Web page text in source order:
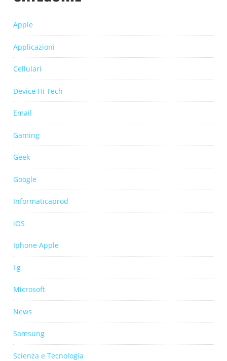
Apple
Applicazioni
Cellulari
Device Hi Tech
Email
Gaming
Geek
Google
Informaticaprod
iOS
Iphone Apple
Lg
Microsoft
News
Samsung
Scienza e Tecnologia